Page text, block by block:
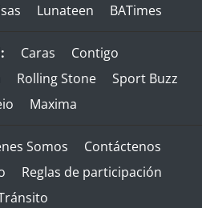
Lunateen BATimes
Caras
Contigo
Rolling Stone
Sport Buzz
Maxima
Somos
Contáctenos
Reglas de participación